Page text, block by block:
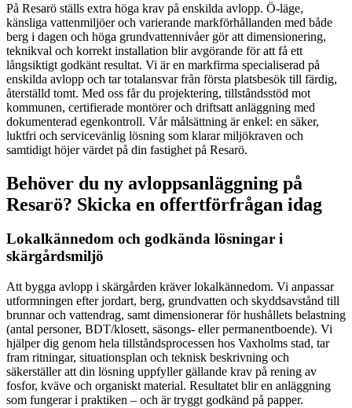
På Resarö ställs extra höga krav på enskilda avlopp. Ö-läge,
känsliga vattenmiljöer och varierande markförhållanden med både
berg i dagen och höga grundvattennivåer gör att dimensionering,
teknikval och korrekt installation blir avgörande för att få ett
långsiktigt godkänt resultat. Vi är en markfirma specialiserad på
enskilda avlopp och tar totalansvar från första platsbesök till färdig,
återställd tomt. Med oss får du projektering, tillståndsstöd mot
kommunen, certifierade montörer och driftsatt anläggning med
dokumenterad egenkontroll. Vår målsättning är enkel: en säker,
luktfri och servicevänlig lösning som klarar miljökraven och
samtidigt höjer värdet på din fastighet på Resarö.
Behöver du ny avloppsanläggning på
Resarö? Skicka en offertförfrågan idag
Lokalkännedom och godkända lösningar i
skärgårdsmiljö
Att bygga avlopp i skärgården kräver lokalkännedom. Vi anpassar
utformningen efter jordart, berg, grundvatten och skyddsavstånd till
brunnar och vattendrag, samt dimensionerar för hushållets belastning
(antal personer, BDT/klosett, säsongs- eller permanentboende). Vi
hjälper dig genom hela tillståndsprocessen hos Vaxholms stad, tar
fram ritningar, situationsplan och teknisk beskrivning och
säkerställer att din lösning uppfyller gällande krav på rening av
fosfor, kväve och organiskt material. Resultatet blir en anläggning
som fungerar i praktiken – och är tryggt godkänd på papper.